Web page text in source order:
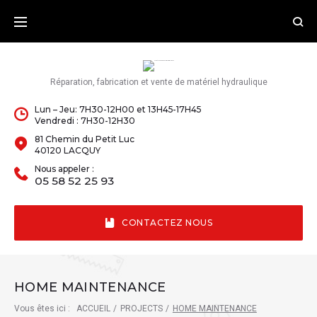
Réparation, fabrication et vente de matériel hydraulique
Lun – Jeu: 7H30-12H00 et 13H45-17H45
Vendredi : 7H30-12H30
81 Chemin du Petit Luc
40120 LACQUY
Nous appeler :
05 58 52 25 93
CONTACTEZ NOUS
HOME MAINTENANCE
Vous êtes ici : ACCUEIL / PROJECTS / HOME MAINTENANCE